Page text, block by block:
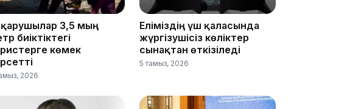
3,5 мың
биіктіктегі
көмек
2026
Еліміздің үш қаласында
жүргізушісіз көліктер
сынақтан өткізіледі
5 тамыз, 2026